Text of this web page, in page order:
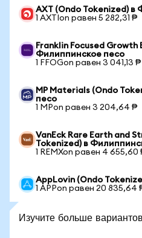
AXT (Ondo Tokenized) в
1 AXTIon равен 5 282,31 ₱
Franklin Focused Growth
Филиппинское песо
1 FFOGon равен 3 041,13 ₱
MP Materials (Ondo
песо
1 MPon равен 3 204,64 ₱
VanEck Rare Earth and
Tokenized) в
1 REMXon равен 4 655,60
AppLovin (Ondo
1 APPon равен 20 835,64
Изучите больше